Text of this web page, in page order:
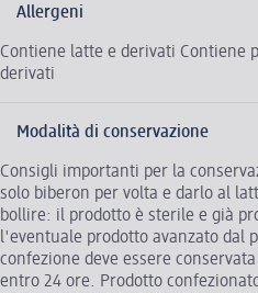
Allergeni
Contiene latte e derivati Contiene
derivati
Modalità di conservazione
Consigli importanti per la
solo biberon per volta e darlo al
bollire: il prodotto è sterile e già
l'eventuale prodotto avanzato dal
confezione deve essere
entro 24 ore. Prodotto